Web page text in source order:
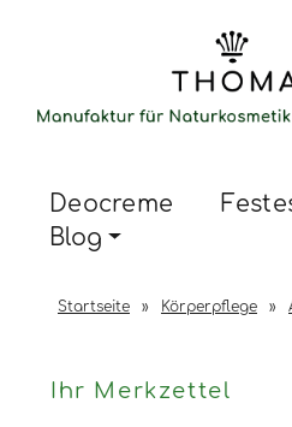
Deocreme
Blog
Startseite » Körperpflege »
Ihr Merkzettel